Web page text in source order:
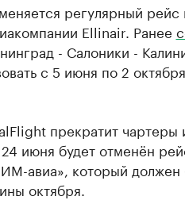
регулярный
Ellinair. Ранее
- Салоники -
с 5 июня по 2
прекратит чартеры
июня будет отменён
авиа», который должен
октября.